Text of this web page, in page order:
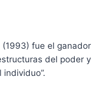
(1993) fue el ganador
del poder y